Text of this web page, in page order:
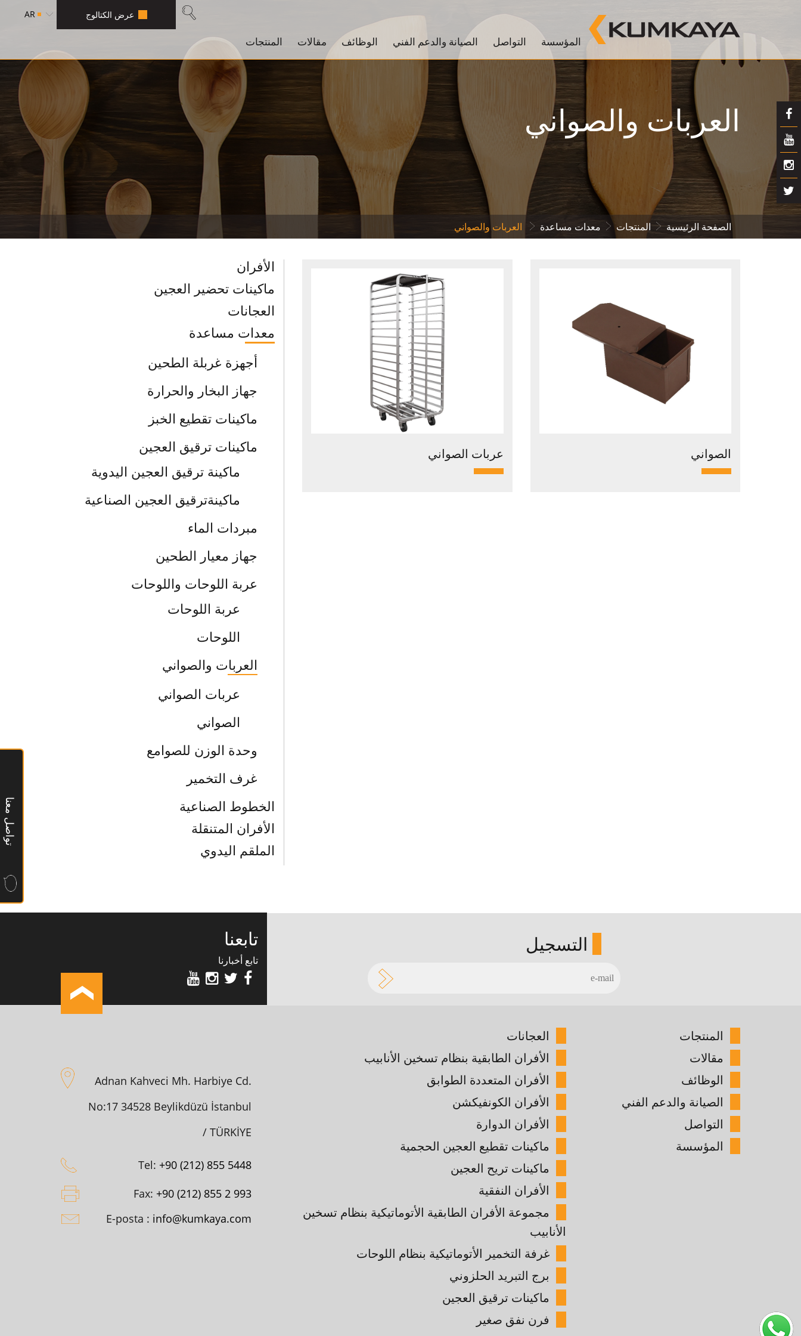
المنتجات مقالات الوظائف الصيانة والدعم الفني التواصل المؤسسة
عرض الكتالوج AR
العربات والصواني
الصفحة الرئيسية المنتجات معدات مساعدة العربات والصواني
الأفران
ماكينات تحضير العجين
العجانات
معدات مساعدة
أجهزة غربلة الطحين
جهاز البخار والحرارة
ماكينات تقطيع الخبز
ماكينات ترقيق العجين
ماكينة ترقيق العجين اليدوية
ماكينةترقيق العجين الصناعية
مبردات الماء
جهاز معيار الطحين
عربة اللوحات واللوحات
عربة اللوحات
اللوحات
العربات والصواني
عربات الصواني
الصواني
وحدة الوزن للصوامع
غرف التخمير
الخطوط الصناعية
الأفران المتنقلة
الملقم اليدوي
عربات الصواني الصواني
تابعنا
تابع أخبارنا
التسجيل
المنتجات
مقالات
الوظائف
الصيانة والدعم الفني
التواصل
المؤسسة
العجانات
الأفران الطابقية بنظام تسخين الأنابيب
الأفران المتعددة الطوابق
الأفران الكونفيكشن
الأفران الدوارة
ماكينات تقطيع العجين الحجمية
ماكينات تريح العجين
الأفران النفقية
مجموعة الأفران الطابقية الأتوماتيكية بنظام تسخين
الأنابيب
غرفة التخمير الأتوماتيكية بنظام اللوحات
برج التبريد الحلزوني
ماكينات ترقيق العجين
فرن نفق صغير
Adnan Kahveci Mh. Harbiye Cd.
No:17 34528 Beylikdüzü İstanbul
/ TÜRKİYE
Tel: +90 (212) 855 5448
Fax: +90 (212) 855 2 993
E-posta : info@kumkaya.com
تواصل معنا